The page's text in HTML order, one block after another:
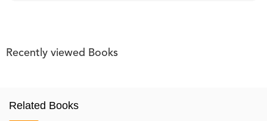
Recently viewed Books
Related Books